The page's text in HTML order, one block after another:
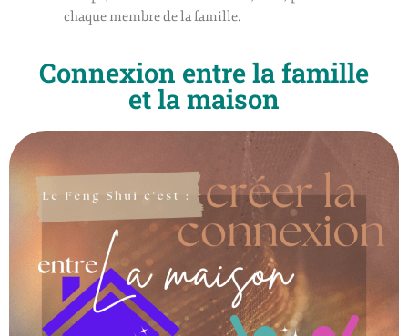
chaque membre de la famille.
Connexion entre la famille
et la maison